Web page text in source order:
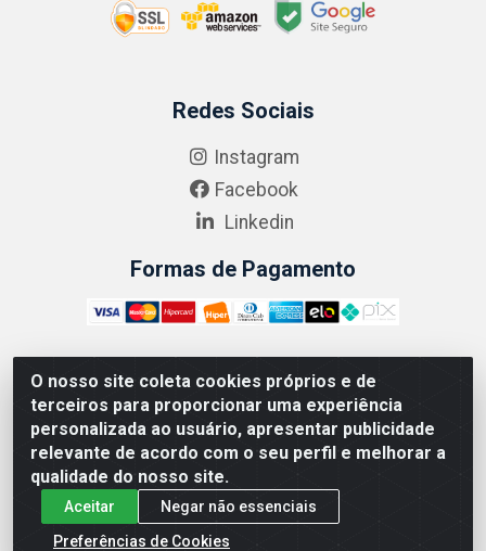
O nosso site coleta cookies próprios e de
terceiros para proporcionar uma experiência
personalizada ao usuário, apresentar publicidade
relevante de acordo com o seu perfil e melhorar a
qualidade do nosso site.
Aceitar
Negar não essenciais
Preferências de Cookies
Redes Sociais
Instagram
Facebook
Linkedin
Formas de Pagamento
ABRASEG COMÉRCIO ATACADISTA LTDA - CNPJ:
10.894.768/0001-00 - Avenida Lobo Júnior, 1045 -
Penha Circular - Rio de Janeiro - RJ - CEP 21020-124